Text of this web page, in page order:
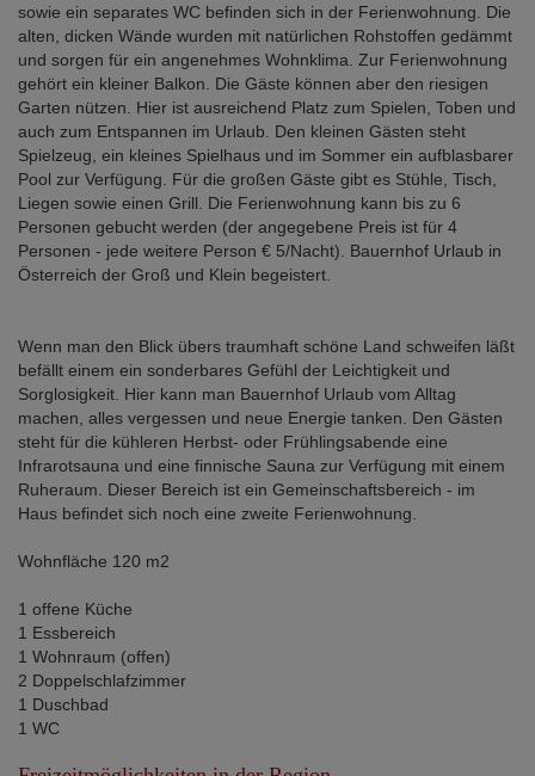
sowie ein separates WC befinden sich in der Ferienwohnung. Die
alten, dicken Wände wurden mit natürlichen Rohstoffen gedämmt
und sorgen für ein angenehmes Wohnklima. Zur Ferienwohnung
gehört ein kleiner Balkon. Die Gäste können aber den riesigen
Garten nützen. Hier ist ausreichend Platz zum Spielen, Toben und
auch zum Entspannen im Urlaub. Den kleinen Gästen steht
Spielzeug, ein kleines Spielhaus und im Sommer ein aufblasbarer
Pool zur Verfügung. Für die großen Gäste gibt es Stühle, Tisch,
Liegen sowie einen Grill. Die Ferienwohnung kann bis zu 6
Personen gebucht werden (der angegebene Preis ist für 4
Personen - jede weitere Person € 5/Nacht). Bauernhof Urlaub in
Österreich der Groß und Klein begeistert.
Wenn man den Blick übers traumhaft schöne Land schweifen läßt
befällt einem ein sonderbares Gefühl der Leichtigkeit und
Sorglosigkeit. Hier kann man Bauernhof Urlaub vom Alltag
machen, alles vergessen und neue Energie tanken. Den Gästen
steht für die kühleren Herbst- oder Frühlingsabende eine
Infrarotsauna und eine finnische Sauna zur Verfügung mit einem
Ruheraum. Dieser Bereich ist ein Gemeinschaftsbereich - im
Haus befindet sich noch eine zweite Ferienwohnung.
Wohnfläche 120 m2
1 offene Küche
1 Essbereich
1 Wohnraum (offen)
2 Doppelschlafzimmer
1 Duschbad
1 WC